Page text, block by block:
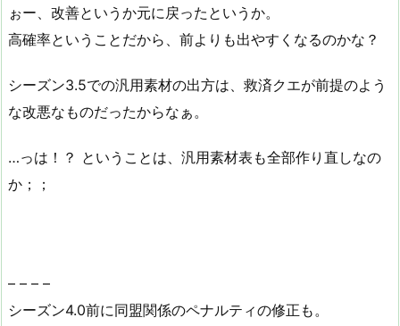
ぉー、改善というか元に戻ったというか。
高確率ということだから、前よりも出やすくなるのかな？
シーズン3.5での汎用素材の出方は、救済クエが前提のよう
な改悪なものだったからなぁ。
…っは！？ ということは、汎用素材表も全部作り直しなの
か；；
– – – –
シーズン4.0前に同盟関係のペナルティの修正も。